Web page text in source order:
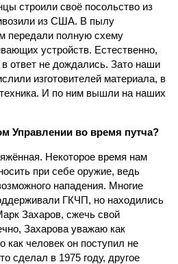
строили своё посольство из
из США. В пылу
передали полную схему
устройств. Естественно,
в ответ не дождались. Зато наши
изготовителей материала, в
И по ним вышли на наших
Управлении во время путча?
Некоторое время нам
при себе оружие, ведь
нападения. Многие
ГКЧП, но находились
Захаров, сжечь свой
Захарова уважаю как
как человек он поступил не
сделал в 1975 году, другое